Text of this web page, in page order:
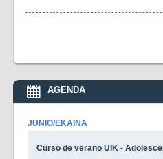
AGENDA
JUNIO/EKAINA
Curso de verano UIK -